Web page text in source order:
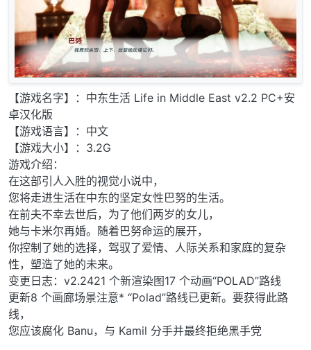
【游戏名字】：中东生活 Life in Middle East v2.2 PC+安
卓汉化版
【游戏语言】：中文
【游戏大小】：3.2G
游戏介绍：
在这部引人入胜的视觉小说中，
您将走进生活在中东的坚定女性巴努的生活。
在前夫不幸去世后，为了他们两岁的女儿，
她与卡米尔再婚。随着巴努命运的展开，
你控制了她的选择，驾驭了爱情、人际关系和家庭的复杂
性，塑造了她的未来。
变更日志：v2.2421 个新渲染图17 个动画“POLAD”路线
更新8 个画廊场景注意* “Polad”路线已更新。要获得此路
线，
您应该腐化 Banu，与 Kamil 分手并最终拒绝黑手党